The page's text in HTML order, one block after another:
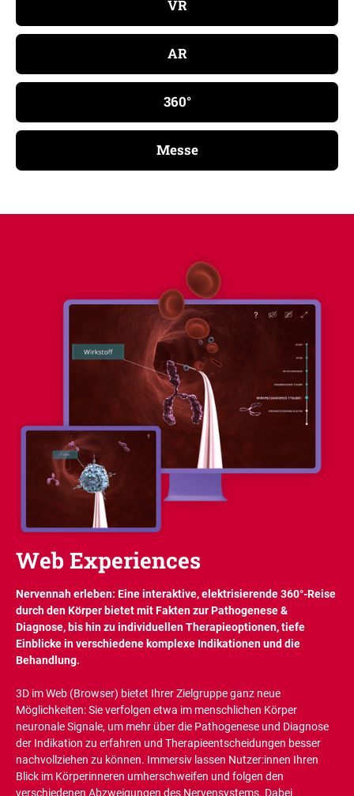
VR
AR
360°
Messe
Web Experiences
Nervennah erleben: Eine interaktive, elektrisierende 360°-Reise
durch den Körper bietet mit Fakten zur Pathogenese &
Diagnose, bis hin zu individuellen Therapieoptionen, tiefe
Einblicke in verschiedene komplexe Indikationen und die
Behandlung.
3D im Web (Browser) bietet Ihrer Zielgruppe ganz neue
Möglichkeiten: Sie verfolgen etwa im menschlichen Körper
neuronale Signale, um mehr über die Pathogenese und Diagnose
der Indikation zu erfahren und Therapieentscheidungen besser
nachvollziehen zu können. Immersiv lassen Nutzer:innen Ihren
Blick im Körperinneren umherschweifen und folgen den
verschiedenen Abzweigungen des Nervensystems. Dabei